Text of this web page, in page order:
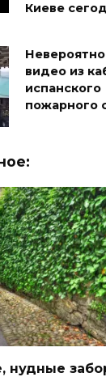
Киеве
видео из
испанского
пожарного
нудные